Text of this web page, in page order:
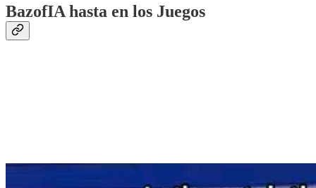
BazofIA hasta en los Juegos